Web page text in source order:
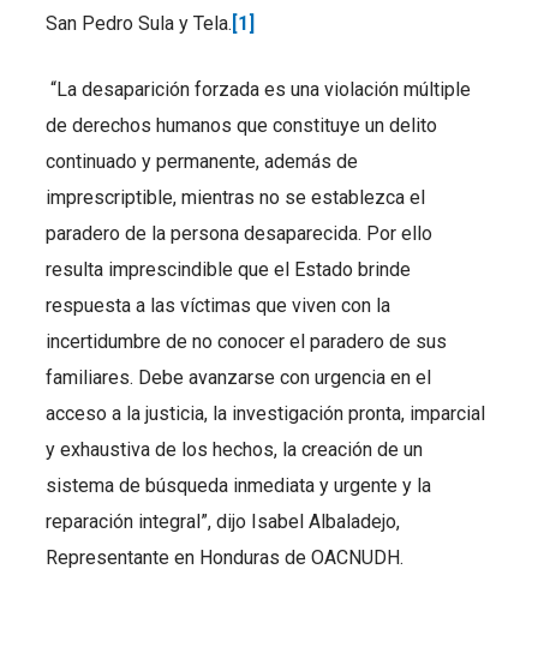
San Pedro Sula y Tela. [1]
“La desaparición forzada es una violación múltiple
de derechos humanos que constituye un delito
continuado y permanente, además de
imprescriptible, mientras no se establezca el
paradero de la persona desaparecida. Por ello
resulta imprescindible que el Estado brinde
respuesta a las víctimas que viven con la
incertidumbre de no conocer el paradero de sus
familiares. Debe avanzarse con urgencia en el
acceso a la justicia, la investigación pronta, imparcial
y exhaustiva de los hechos, la creación de un
sistema de búsqueda inmediata y urgente y la
reparación integral”, dijo Isabel Albaladejo,
Representante en Honduras de OACNUDH.